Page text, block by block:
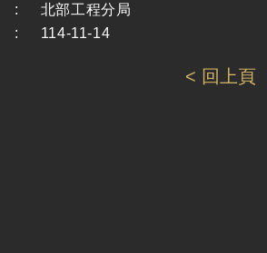
:
北部工程分局
: 114-11-14
< 回上頁